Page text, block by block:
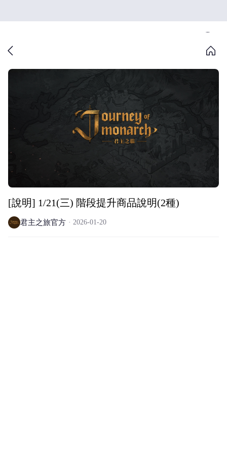
[說明] 1/21(三) 階段提升商品說明(2種)
君主之旅官方 2026-01-20